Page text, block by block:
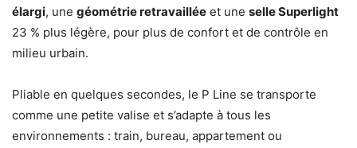
élargi, une géométrie retravaillée et une selle Superlight
23 % plus légère, pour plus de confort et de contrôle en
milieu urbain.
Pliable en quelques secondes, le P Line se transporte
comme une petite valise et s’adapte à tous les
environnements : train, bureau, appartement ou